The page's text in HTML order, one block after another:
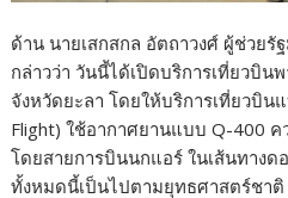
ด้าน นายเสกสกล อัตถาวงศ์ ผู้ช่วย
กล่าวว่า วันนี้ได้เปิดบริการเที่ยวบิ
จังหวัดยะลา โดยให้บริการเที่ยวบิน
Flight) ใช้อากาศยานแบบ Q-400
โดยสายการบินนกแอร์ ในเส้นทางด
ทั้งหมดนี้เป็นไปตามยุทธศาสตร์ชาติ